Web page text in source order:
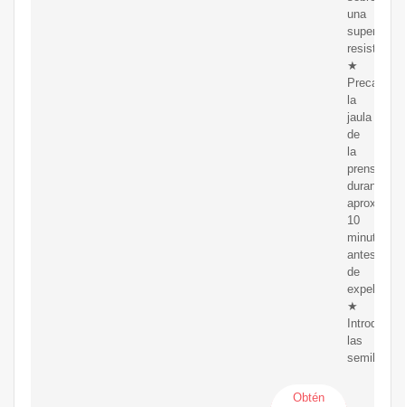
una
superficie
resistente.
★
Precaliente
la
jaula
de
la
prensa
durante
10
minutos
antes
de
expeler.
★
Introduzca
las
semillas
Obtén